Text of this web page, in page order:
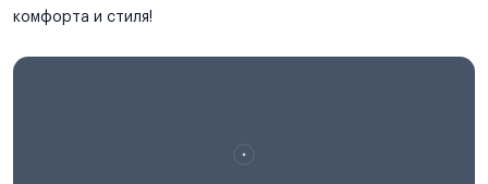
комфорта и стиля!